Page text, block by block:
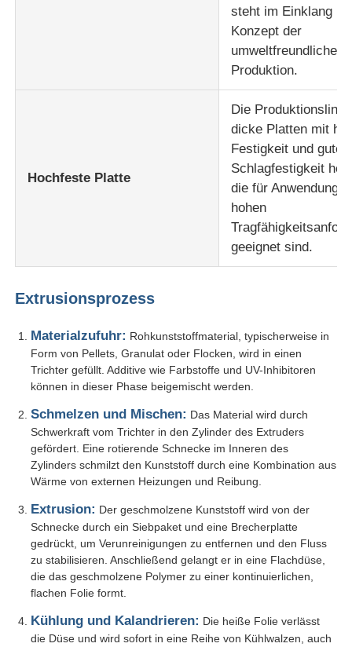
steht im Einklang
Konzept der
umweltfreundlichen
Produktion.
Hochfeste Platte
Die Produktionslinie
dicke Platten mit
Festigkeit und guter
Schlagfestigkeit
die für
hohen
geeignet sind.
Extrusionsprozess
Materialzufuhr: Rohkunststoffmaterial, typischerweise in
Form von Pellets, Granulat oder Flocken, wird in einen
Trichter gefüllt. Additive wie Farbstoffe und UV-Inhibitoren
können in dieser Phase beigemischt werden.
Schmelzen und Mischen: Das Material wird durch
Schwerkraft vom Trichter in den Zylinder des Extruders
gefördert. Eine rotierende Schnecke im Inneren des
Zylinders schmilzt den Kunststoff durch eine Kombination aus
Wärme von externen Heizungen und Reibung.
Extrusion: Der geschmolzene Kunststoff wird von der
Schnecke durch ein Siebpaket und eine Brecherplatte
gedrückt, um Verunreinigungen zu entfernen und den Fluss
zu stabilisieren. Anschließend gelangt er in eine Flachdüse,
die das geschmolzene Polymer zu einer kontinuierlichen,
flachen Folie formt.
Kühlung und Kalandrieren: Die heiße Folie verlässt
die Düse und wird sofort in eine Reihe von Kühlwalzen, auch